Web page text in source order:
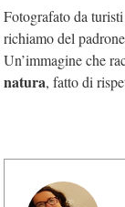
Fotografato da
richiamo del
Un’immagine che
natura, fatto di